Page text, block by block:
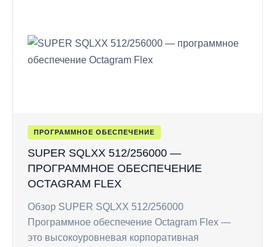
ПРОГРАММНОЕ ОБЕСПЕЧЕНИЕ
SUPER SQLXX 512/256000 —
ПРОГРАММНОЕ ОБЕСПЕЧЕНИЕ
OCTAGRAM FLEX
Обзор SUPER SQLXX 512/256000
Программное обеспечение Octagram Flex —
это высокоуровневая корпоративная